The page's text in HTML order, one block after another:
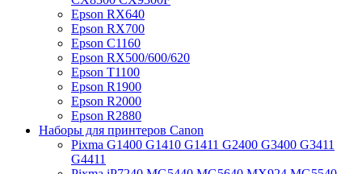
Epson RX640
Epson RX700
Epson C1160
Epson RX500/600/620
Epson T1100
Epson R1900
Epson R2000
Epson R2880
Наборы для принтеров Canon
Pixma G1400 G1410 G1411 G2400 G3400 G3411
G4411